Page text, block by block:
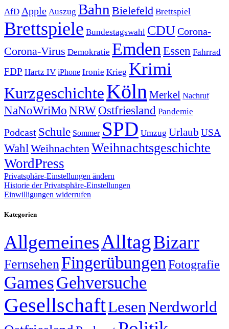
AfD Apple Auszug Bahn Bielefeld Brettspiel
Brettspiele Bundestagswahl CDUCorona-
Corona-Virus Demokratie Emden Essen Fahrrad
FDP Hartz IV iPhone Ironie Krieg Krimi
KurzgeschichteKöln Merkel Nachruf
NaNoWriMo NRWOstfriesland Pandemie
Podcast Schule Sommer SPD Umzug Urlaub USA
Wahl Weihnachten Weihnachtsgeschichte
WordPress
Privatsphäre-Einstellungen ändern
Historie der Privatsphäre-Einstellungen
Einwilligungen widerrufen
Kategorien
AllgemeinesAlltagBizarr
FernsehenFingerübungen Fotografie
GamesGehversuche
GesellschaftLesenNerdworld